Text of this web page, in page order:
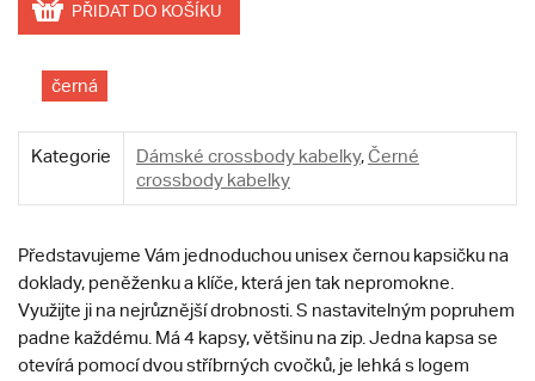
PŘIDAT DO KOŠÍKU
černá
Kategorie Dámské crossbody kabelky,Černé
crossbody kabelky
Představujeme Vám jednoduchou unisex černou kapsičku na
doklady, peněženku a klíče, která jen tak nepromokne.
Využijte ji na nejrůznější drobnosti. S nastavitelným popruhem
padne každému. Má 4 kapsy, většinu na zip. Jedna kapsa se
otevírá pomocí dvou stříbrných cvočků, je lehká s logem